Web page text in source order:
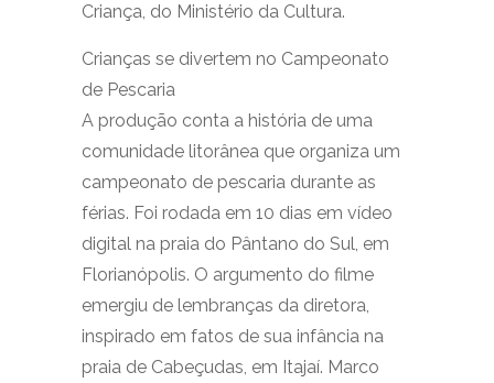
Criança, do Ministério da Cultura.
Crianças se divertem no Campeonato
de Pescaria
A produção conta a história de uma
comunidade litorânea que organiza um
campeonato de pescaria durante as
férias. Foi rodada em 10 dias em vídeo
digital na praia do Pântano do Sul, em
Florianópolis. O argumento do filme
emergiu de lembranças da diretora,
inspirado em fatos de sua infância na
praia de Cabeçudas, em Itajaí. Marco